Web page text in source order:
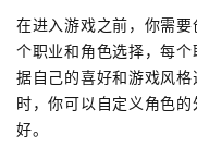
在进入游戏之前，你需
个职业和角色选择，每
据自己的喜好和游戏风
时，你可以自定义角色
好。